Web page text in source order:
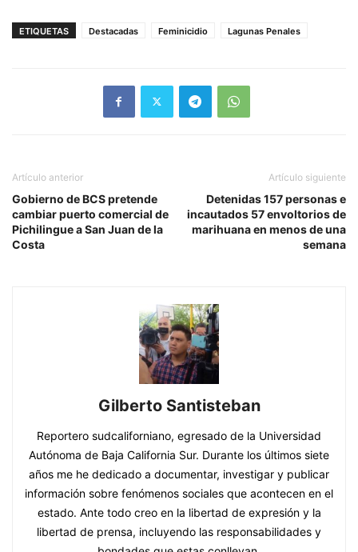
ETIQUETAS Destacadas Feminicidio Lagunas Penales
Artículo anterior
Gobierno de BCS pretende
cambiar puerto comercial de
Pichilingue a San Juan de la
Costa
Artículo siguiente
Detenidas 157 personas e
incautados 57 envoltorios de
marihuana en menos de una
semana
Gilberto Santisteban
Reportero sudcaliforniano, egresado de la Universidad
Autónoma de Baja California Sur. Durante los últimos siete
años me he dedicado a documentar, investigar y publicar
información sobre fenómenos sociales que acontecen en el
estado. Ante todo creo en la libertad de expresión y la
libertad de prensa, incluyendo las responsabilidades y